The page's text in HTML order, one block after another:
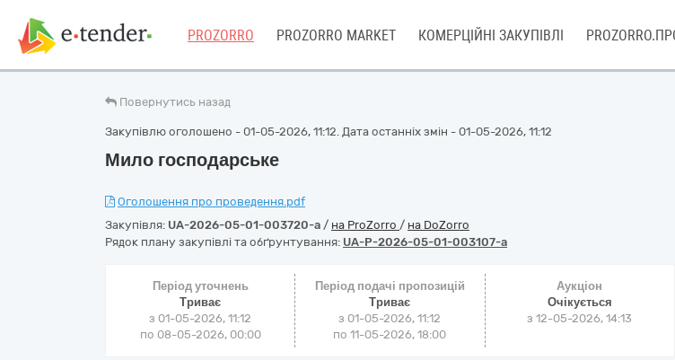
PROZORRO PROZORRO MARKET КОМЕРЦІЙНІ ЗАКУПІВЛІ
Повернутись назад
Закупівлю оголошено - 01-05-2026, 11:12. Дата останніх змін - 01-05-2026, 11:12
Мило господарське
Оголошення про проведення.pdf
Закупівля: UA-2026-05-01-003720-a / на ProZorro / на DoZorro
Рядок плану закупівлі та обґрунтування: UA-P-2026-05-01-003107-a
Період уточнень
Триває
з 01-05-2026, 11:12
по 08-05-2026, 00:00
Період подачі пропозицій
Триває
з 01-05-2026, 11:12
по 11-05-2026, 18:00
Аукціон
Очікується
з12-05-2026, 14:13